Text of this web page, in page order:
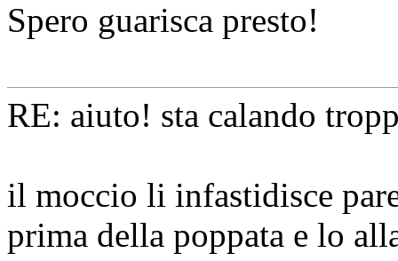
Spero guarisca presto!
RE: aiuto! sta calando
il moccio li infastidisce
prima della poppata e lo